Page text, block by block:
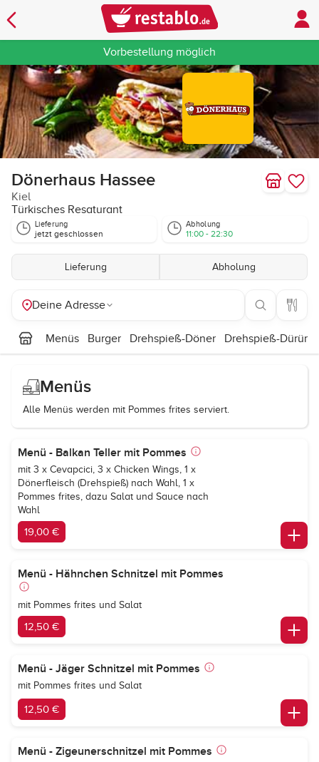
Vorbestellung möglich
Dönerhaus Hassee
Kiel
Türkisches Resaturant
Lieferung
jetzt geschlossen
Abholung
11:00 - 22:30
Lieferung Abholung
Deine Adresse
Menüs Burger Drehspieß-Döner Drehspieß-Dürüm
Menüs
Alle Menüs werden mit Pommes frites serviert.
Menü - Balkan Teller mit Pommes
mit 3 x Cevapcici, 3 x Chicken Wings, 1 x
Dönerfleisch (Drehspieß) nach Wahl, 1 x
Pommes frites, dazu Salat und Sauce nach
Wahl
19,00 €
Menü - Hähnchen Schnitzel mit Pommes
mit Pommes frites und Salat
12,50 €
Menü - Jäger Schnitzel mit Pommes
mit Pommes frites und Salat
12,50 €
Menü - Zigeunerschnitzel mit Pommes